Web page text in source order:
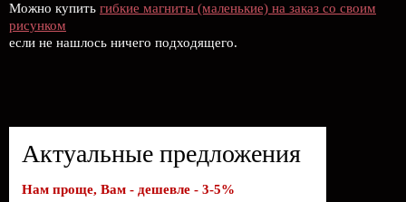
Можно купить гибкие магниты (маленькие) на заказ со своим
рисунком
если не нашлось ничего подходящего.
Актуальные предложения
Нам проще, Вам - дешевле - 3-5%